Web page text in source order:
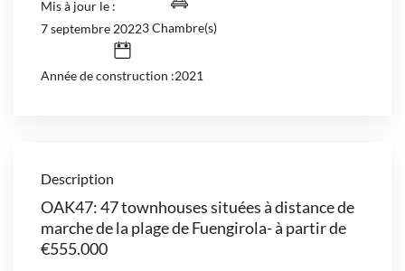
Mis à jour le :
7 septembre 20223 Chambre(s)
Année de construction :2021
Description
OAK47: 47 townhouses situées à distance de
marche de la plage de Fuengirola- à partir de
€555.000